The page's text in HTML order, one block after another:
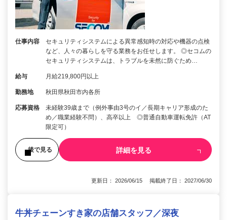
仕事内容
セキュリティシステムによる異常感知時の対応や機器の点検
など、人々の暮らしを守る業務をお任せします。 ◎セコムの
セキュリティシステムは、トラブルを未然に防ぐため…
給与 月給219,800円以上
勤務地 秋田県秋田市内各所
応募資格
未経験39歳まで（例外事由3号のイ／長期キャリア形成のた
め／職業経験不問）、高卒以上 ◎普通自動車運転免許（AT
限定可）
後で見る 詳細を見る
更新日： 2026/06/15 掲載終了日： 2027/06/30
牛丼チェーンすき家の店舗スタッフ／深夜